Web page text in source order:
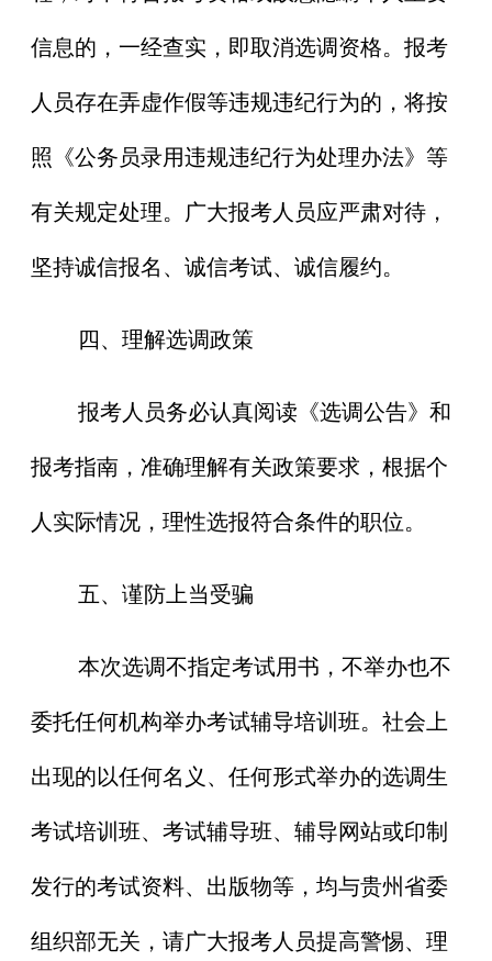
信息的，一经查实，即取消选调资格。报考
人员存在弄虚作假等违规违纪行为的，将按
照《公务员录用违规违纪行为处理办法》等
有关规定处理。广大报考人员应严肃对待，
坚持诚信报名、诚信考试、诚信履约。
四、理解选调政策
报考人员务必认真阅读《选调公告》和
报考指南，准确理解有关政策要求，根据个
人实际情况，理性选报符合条件的职位。
五、谨防上当受骗
本次选调不指定考试用书，不举办也不
委托任何机构举办考试辅导培训班。社会上
出现的以任何名义、任何形式举办的选调生
考试培训班、考试辅导班、辅导网站或印制
发行的考试资料、出版物等，均与贵州省委
组织部无关，请广大报考人员提高警惕、理